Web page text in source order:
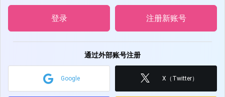
登录 注册新账号
通过外部账号注册
Google X（Twitter）